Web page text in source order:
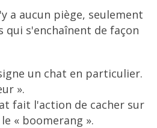
a aucun piège, seulement
qui s'enchaînent de façon
un chat en particulier.
».
fait l'action de cacher sur
« boomerang ».